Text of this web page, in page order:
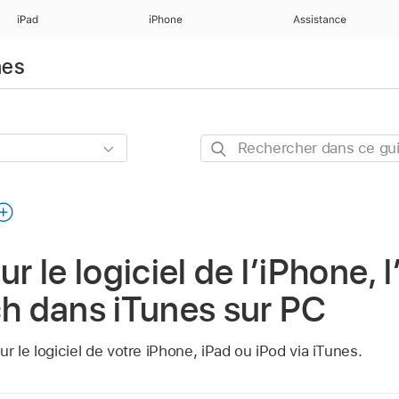
iPad iPhone Assistance
Rechercher
le logiciel de l’iPhone,
dans iTunes sur PC
le logiciel de votre iPhone, iPad ou iPod via iTunes.